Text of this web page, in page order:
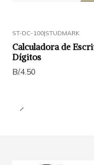
ST-DC-100|STUDMARK
Calculadora de
Dígitos
B/.4.50